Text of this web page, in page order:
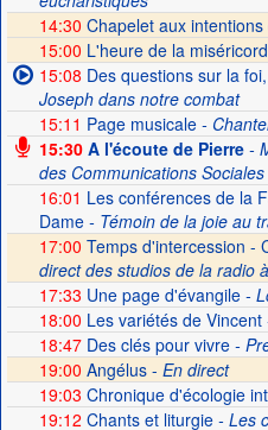
14:30 Chapelet aux
15:00 L'heure de la
15:08 Des questions sur la
Joseph dans notre combat
15:11 Page musicale-
15:30A l'écoute de Pierre-
des Communications
16:01 Les conférences de la
Dame- Témoin de la joie au
17:00 Temps d'intercession -
direct des studios de la radio
17:33 Une page d'évangile-
18:00 Les variétés de Vincent
18:47Des clés pour vivre-
19:00 Angélus - En direct
19:03 Chronique d'écologie
19:12 Chants et liturgie- Les